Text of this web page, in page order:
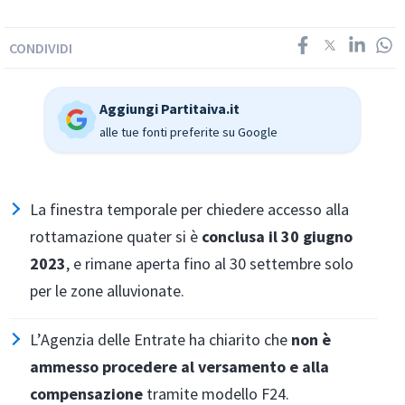
CONDIVIDI
Aggiungi Partitaiva.it
alle tue fonti preferite su Google
La finestra temporale per chiedere accesso alla
rottamazione quater si è conclusa il 30 giugno
2023, e rimane aperta fino al 30 settembre solo
per le zone alluvionate.
L’Agenzia delle Entrate ha chiarito che non è
ammesso procedere al versamento e alla
compensazione tramite modello F24.